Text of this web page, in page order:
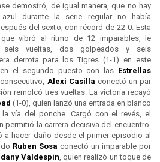
demostró, de igual manera, que no hay
durante la serie regular no había
del sexto, con récord de 22-0. Esta
vibró al ritmo de 12 imparables, le
vueltas, dos golpeados y seis
derrota para los Tigres (1-1) en este
el segundo puesto con las Estrellas
Alexi Casilla conectó un par
remolcó tres vueltas. La victoria recayó
(1-0), quien lanzó una entrada en blanco
vía del ponche. Cargó con el revés, el
permitió la carrera decisiva del encuentro.
a hacer daño desde el primer episodio al
Ruben Sosa conectó un imparable por
Valdespin , quien realizó un toque de